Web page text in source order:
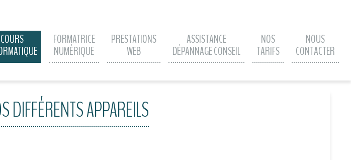
COURS
FORMATRICE
NUMÉRIQUE
PRESTATIONS
WEB
ASSISTANCE
DÉPANNAGE CONSEIL
NOS
TARIFS
NOUS
CONTACTER
DIFFÉRENTS APPAREILS